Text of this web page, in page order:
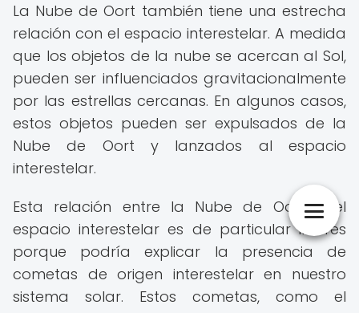
La Nube de Oort también tiene una estrecha
relación con el espacio interestelar. A medida
que los objetos de la nube se acercan al Sol,
pueden ser influenciados gravitacionalmente
por las estrellas cercanas. En algunos casos,
estos objetos pueden ser expulsados ​​de la
Nube de Oort y lanzados al espacio
interestelar.
Esta relación entre la Nube de Oort y el
espacio interestelar es de particular interés
porque podría explicar la presencia de
cometas de origen interestelar en nuestro
sistema solar. Estos cometas, como el